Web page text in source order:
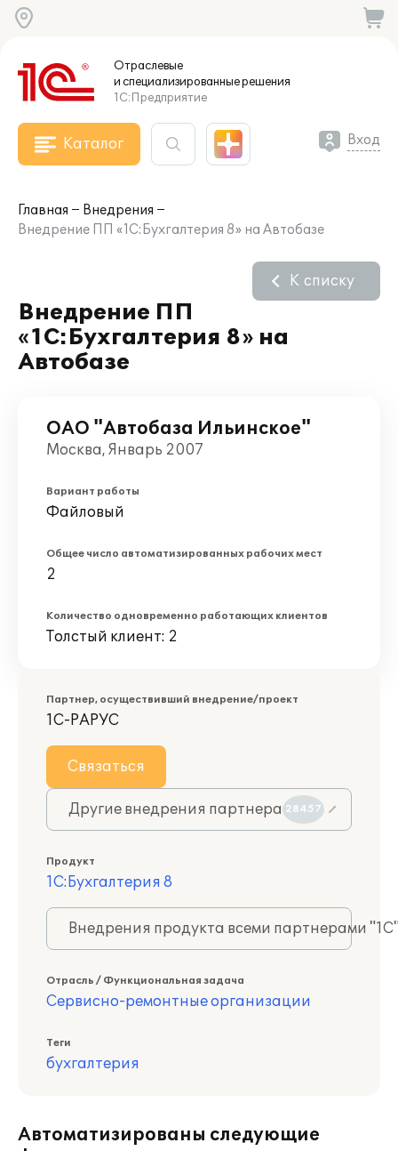
Отраслевые
и специализированныерешения
1С:Предприятие
Каталог Вход
Главная
Внедрения
Внедрение ПП «1С:Бухгалтерия 8» на Автобазе
Внедрение ПП
«1С:Бухгалтерия 8» на
Автобазе
К списку
ОАО "Автобаза Ильинское"
Москва, Январь 2007
Вариант работы
Файловый
Общее число автоматизированных рабочих мест
2
Количество одновременно работающих клиентов
Толстый клиент: 2
Партнер, осуществивший внедрение/проект
1С-РАРУС
Связаться
Другие внедрения партнера 28457
Продукт
1С:Бухгалтерия 8
Внедрения продукта всеми партнерами
Отрасль / Функциональная задача
Сервисно-ремонтные организации
Теги
бухгалтерия
Автоматизированы следующие